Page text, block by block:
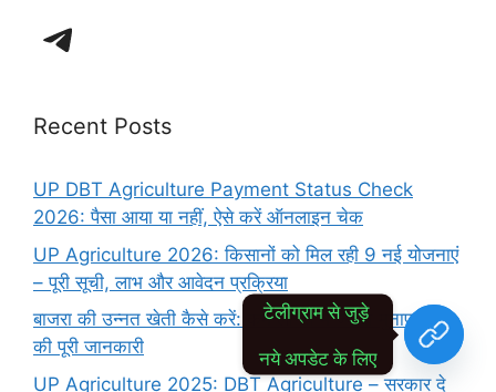
Telegram
Recent Posts
UP DBT Agriculture Payment Status Check
2026: पैसा आया या नहीं, ऐसे करें ऑनलाइन चेक
UP Agriculture 2026: किसानों को मिल रही 9 नई योजनाएं
– पूरी सूची, लाभ और आवेदन प्रक्रिया
बाजरा की उन्नत खेती कैसे करें: कम लागत में ज्यादा मुनाफा पाने
की पूरी जानकारी
UP Agriculture 2025: DBT Agriculture – सरकार दे
टेलीग्राम से जुड़े
नये अपडेट के लिए